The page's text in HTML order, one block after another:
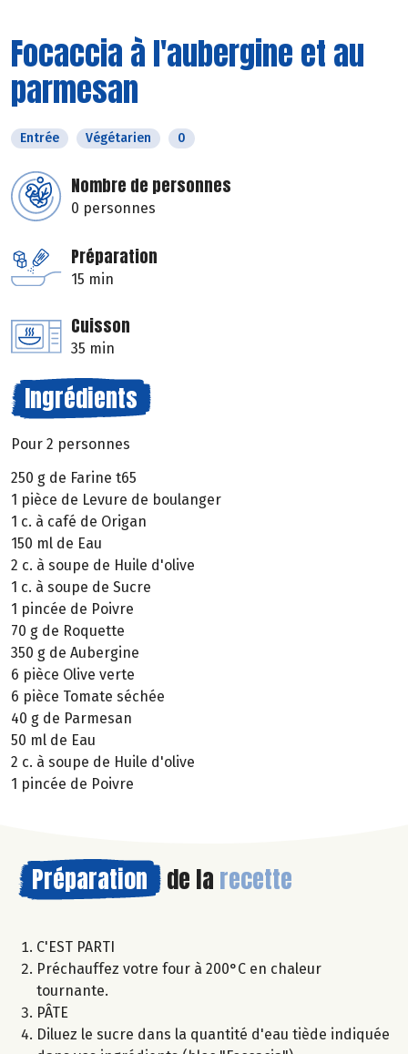
Focaccia à l'aubergine et au
parmesan
Entrée Végétarien 0
Nombre de personnes
0 personnes
Préparation
15 min
Cuisson
35 min
Ingrédients
Pour 2 personnes
250 g de Farine t65
1 pièce de Levure de boulanger
1 c. à café de Origan
150 ml de Eau
2 c. à soupe de Huile d'olive
1 c. à soupe de Sucre
1 pincée de Poivre
70 g de Roquette
350 g de Aubergine
6 pièce Olive verte
6 pièce Tomate séchée
40 g de Parmesan
50 ml de Eau
2 c. à soupe de Huile d'olive
1 pincée de Poivre
Préparation de la recette
C'EST PARTI
Préchauffez votre four à 200°C en chaleur
tournante.
PÂTE
Diluez le sucre dans la quantité d'eau tiède indiquée